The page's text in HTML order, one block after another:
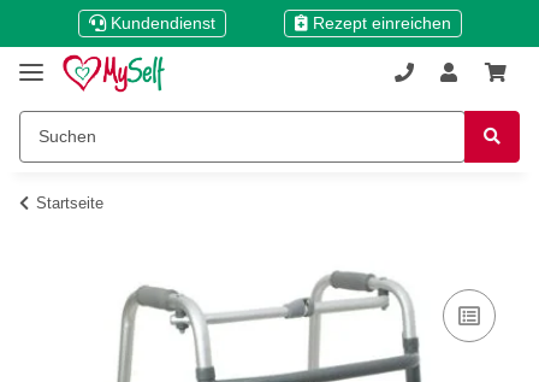
Kundendienst Rezept einreichen
Startseite